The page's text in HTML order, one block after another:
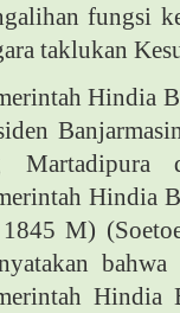
fungsi
taklukan
Hindia
Martadipura
Hindia
M)
Hindia